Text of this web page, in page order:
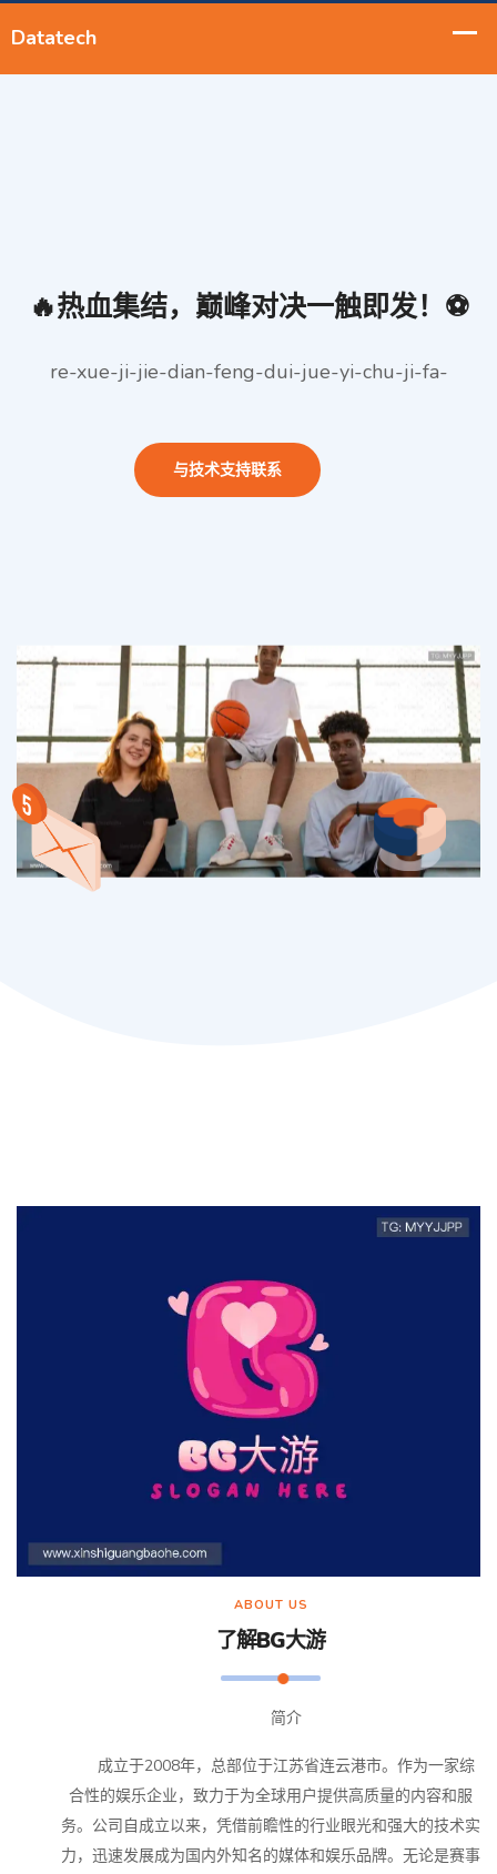
🔥热血集结，巅峰对决一触即发！⚽️
re-xue-ji-jie-dian-feng-dui-jue-yi-chu-ji-fa-️
与技术支持联系
ABOUT US
了解BG大游
简介
成立于2008年，总部位于江苏省连云港市。作为一家综
合性的娱乐企业，致力于为全球用户提供高质量的内容和服
务。公司自成立以来，凭借前瞻性的行业眼光和强大的技术实
力，迅速发展成为国内外知名的媒体和娱乐品牌。无论是赛事